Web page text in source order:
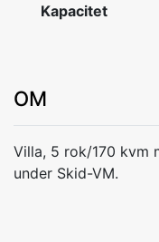
Kapacitet
OM
Villa, 5 rok/170 kvm
under Skid-VM.